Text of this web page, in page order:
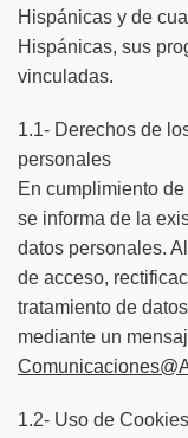
Hispánicas y de
Hispánicas, sus
vinculadas.
1.1- Derechos de
personales
En cumplimiento
se informa de la
datos personales.
de acceso,
tratamiento de
mediante un
1.2- Uso de